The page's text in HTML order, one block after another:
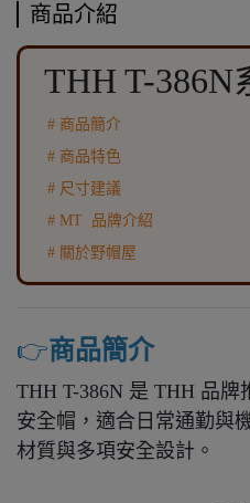
商品介紹
THH T-386N
# 商品簡介
# 商品特色
# 尺寸建議
# MT 品牌介紹
# 關於野帽屋
👉️商品簡介
THH T-386N 是 THH 品牌
安全帽，適合日常通勤與
材質與多項安全設計。